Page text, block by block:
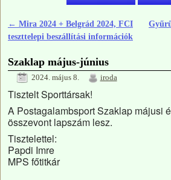
Bejegyzés navigáció
← Mira 2024 + Belgrád 2024, FCI
teszttelepi beszállítási információk
Szaklap május-június
2024. május 8. iroda
Tisztelt Sporttársak!
A Postagalambsport Szaklap májusi
összevont lapszám lesz.
Tisztelettel:
Papdi Imre
MPS főtitkár